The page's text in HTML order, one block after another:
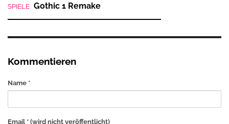
SPIELE Gothic 1 Remake
Kommentieren
Name *
Email * (wird nicht veröffentlicht)